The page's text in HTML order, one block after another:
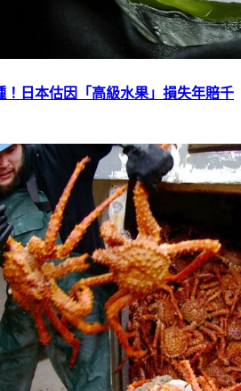
！日本估因「高級水果」損失年賠千